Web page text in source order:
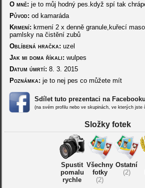
O mně: je to můj hodný pes.když spí tak
Původ: od kamaráda
Krmení: krmení 2 x denně granule,kuřecí
pamlsky na čistění zubů
Oblíbená hračka: uzel
Jak mi doma říkali: wulpes
Datum úmrtí: 8. 3. 2015
Poznámka: je to nej pes co můžete mít
Sdílet tuto prezentaci na Facebooku
(na svém profilu nebo ve skupinách, ve kterých jste
Složky fotek
Spustit
pomalu
rychle
Všechny
fotky
(2)
Ostatní
(2)